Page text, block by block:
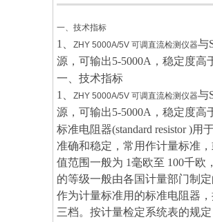
一、技术指标
1、 ZHY 5000A/5V 可调直流检测仪器与
源，可输出5-5000A，稳定度高
一、技术指标
1、
ZHY 5000A/5V 可调直流检测仪器与
源，可输出5-5000A，稳定度高
标准电阻器(standard resistor )
准确和稳定，常用作计量标准
值范围一般为 1毫欧至 100千
的等级一般由各国计量部门制
作为计量标准用的标准电阻器
三档。按计量检定系统表的规